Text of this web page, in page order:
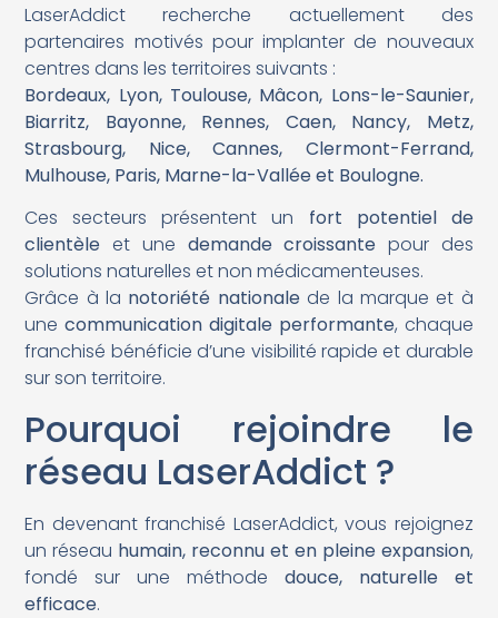
LaserAddict recherche actuellement des
partenaires motivés pour implanter de nouveaux
centres dans les territoires suivants :
Bordeaux, Lyon, Toulouse, Mâcon, Lons-le-Saunier,
Biarritz, Bayonne, Rennes, Caen, Nancy, Metz,
Strasbourg, Nice, Cannes, Clermont-Ferrand,
Mulhouse, Paris, Marne-la-Vallée et Boulogne.
Ces secteurs présentent un fort potentiel de
clientèle et une demande croissante pour des
solutions naturelles et non médicamenteuses.
Grâce à la notoriété nationalede la marque et à
unecommunication digitale performante, chaque
franchisé bénéficie d’une visibilité rapide et durable
sur son territoire.
Pourquoi rejoindre le
réseau LaserAddict ?
En devenant franchisé LaserAddict, vous rejoignez
un réseau humain, reconnu et en pleine expansion,
fondé sur une méthode douce, naturelle et
efficace.